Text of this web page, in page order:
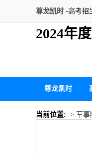
尊龙凯时 -高考招
2024年
尊龙凯时
当前位置: > 军事